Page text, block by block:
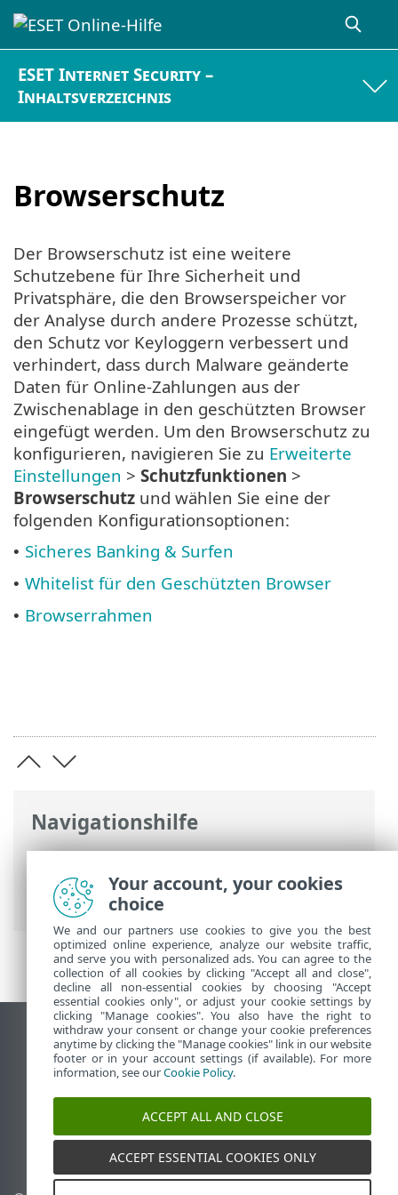
ESET Internet Security –
Inhaltsverzeichnis
Browserschutz
Navigationshilfe
ESET Online-Hilfe>ESET Internet
Security >Erweiterte Einstellungen>
Schutzfunktionen
> Browserschutz
Der Browserschutz ist eine weitere
Schutzebene für Ihre Sicherheit und
Privatsphäre, die den Browserspeicher vor
der Analyse durch andere Prozesse schützt,
den Schutz vor Keyloggern verbessert und
verhindert, dass durch Malware geänderte
Daten für Online-Zahlungen aus der
Zwischenablage in den geschützten Browser
eingefügt werden. Um den Browserschutz zu
konfigurieren, navigieren Sie zu Erweiterte
Einstellungen > Schutzfunktionen >
Browserschutz und wählen Sie eine der
folgenden Konfigurationsoptionen:
• Sicheres Banking & Surfen
• Whitelist für den Geschützten Browser
• Browserrahmen
Desktop-Site anzeigen
End of Life
ESET Knowledgebase
ESET-Forum
ESET Status Portal
Regionaler Support
Your account, your cookies
choice
We and our partners use cookies to give you the best
optimized online experience, analyze our website traffic,
and serve you with personalized ads. You can agree to the
collection of all cookies by clicking "Accept all and close",
decline all non-essential cookies by choosing "Accept
essential cookies only", or adjust your cookie settings by
clicking "Manage cookies". You also have the right to
withdraw your consent or change your cookie preferences
anytime by clicking the "Manage cookies" link in our website
footer or in your account settings (if available). For more
information, see ourCookie Policy.
ACCEPT ALL AND CLOSE
ACCEPT ESSENTIAL COOKIES ONLY